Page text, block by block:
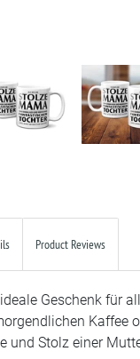
Product Reviews
Geschenk für
Kaffee
und Stolz einer